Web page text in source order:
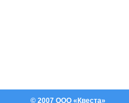
© 2007 ООО «Квеста»